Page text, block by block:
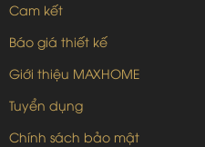
Cam kết
Báo giá thiết kế
Giới thiệu MAXHOME
Tuyển dụng
Chính sách bảo mật